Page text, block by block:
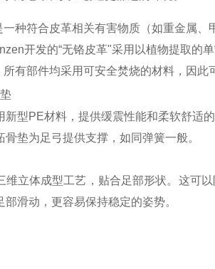
种符合皮革相关有害物质（如重金属、
开发的“无铬皮革"采用以植物提取的
有部件均采用可安全焚烧的材料，因此
新型PE材料，提供缓震性能和柔软舒适
骨垫为足弓提供支撑，如同弹簧一般。
维立体成型工艺，贴合足部形状。这可
部滑动，更容易保持稳定的姿势。